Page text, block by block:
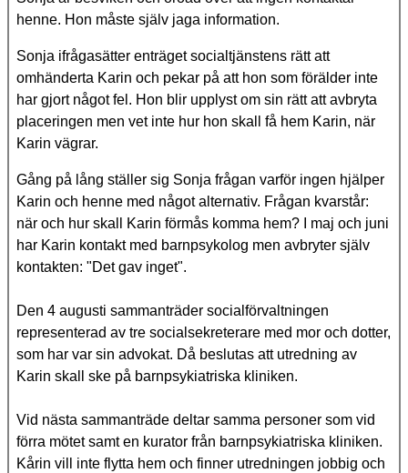
henne. Hon måste själv jaga information.
Sonja ifrågasätter enträget socialtjänstens rätt att
omhänderta Karin och pekar på att hon som förälder inte
har gjort något fel. Hon blir upplyst om sin rätt att avbryta
placeringen men vet inte hur hon skall få hem Karin, när
Karin vägrar.
Gång på lång ställer sig Sonja frågan varför ingen hjälper
Karin och henne med något alternativ. Frågan kvarstår:
när och hur skall Karin förmås komma hem? I maj och juni
har Karin kontakt med barnpsykolog men avbryter själv
kontakten: "Det gav inget".
Den 4 augusti sammanträder socialförvaltningen
representerad av tre socialsekreterare med mor och dotter,
som har var sin advokat. Då beslutas att utredning av
Karin skall ske på barnpsykiatriska kliniken.
Vid nästa sammanträde deltar samma personer som vid
förra mötet samt en kurator från barnpsykiatriska kliniken.
Kårin vill inte flytta hem och finner utredningen jobbig och